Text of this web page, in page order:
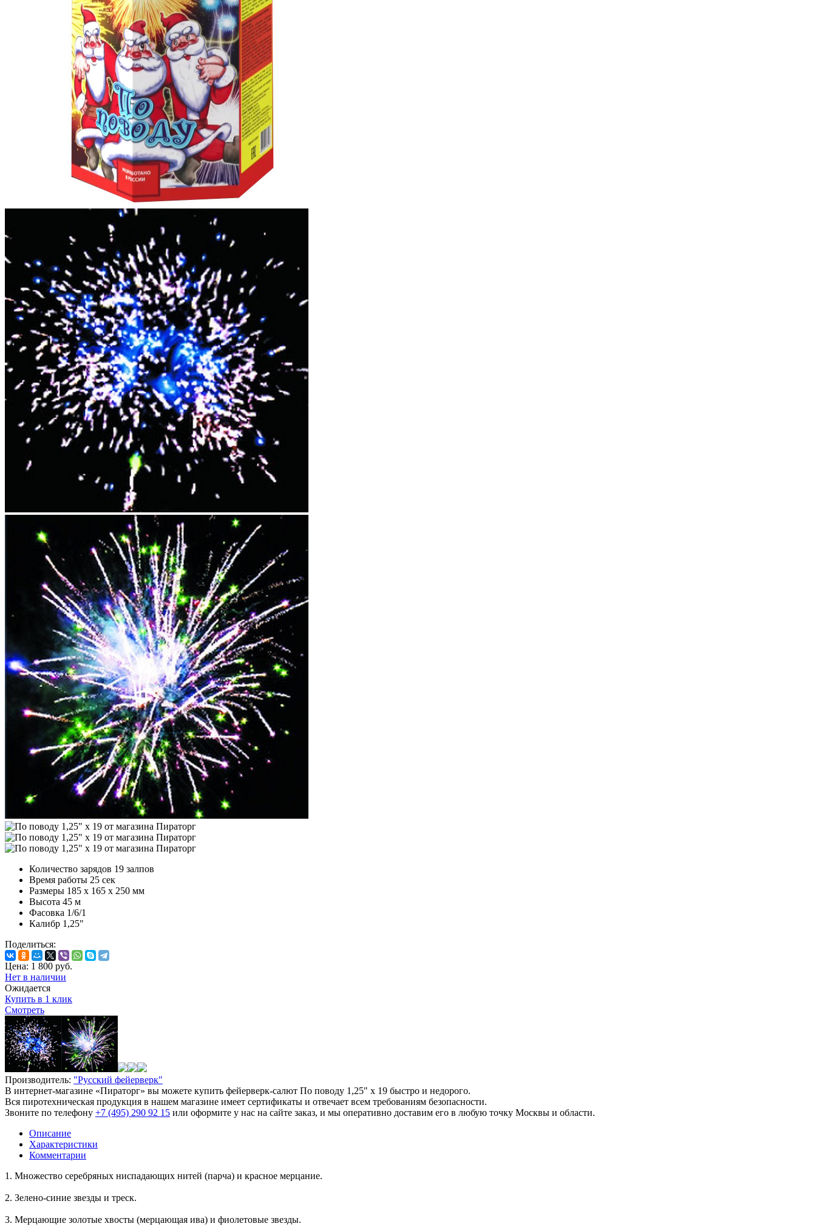
Количество зарядов 19 залпов
Время работы 25 сек
Размеры 185 х 165 х 250 мм
Высота 45 м
Фасовка 1/6/1
Калибр 1,25"
Поделиться:
Цена: 1 800 руб.
Нет в наличии
Ожидается
Купить в 1 клик
Смотреть
Производитель: "Русский фейерверк"
В интернет-магазине «Пираторг» вы можете купить фейерверк-салют По поводу 1,25" х 19 быстро и недорого.
Вся пиротехническая продукция в нашем магазине имеет сертификаты и отвечает всем требованиям безопасности.
Звоните по телефону +7 (495) 290 92 15 или оформите у нас на сайте заказ, и мы оперативно доставим его в любую точку Москвы и области.
Описание
Характеристики
Комментарии
1. Множество серебряных ниспадающих нитей (парча) и красное мерцание.
2. Зелено-синие звезды и треск.
3. Мерцающие золотые хвосты (мерцающая ива) и фиолетовые звезды.